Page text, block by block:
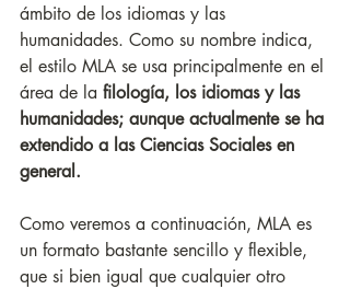
ámbito de los idiomas y las
humanidades. Como su nombre indica,
el estilo MLA se usa principalmente en el
área de la filología, los idiomas y las
humanidades; aunque actualmente se ha
extendido a las Ciencias Sociales en
general.
Como veremos a continuación, MLA es
un formato bastante sencillo y flexible,
que si bien igual que cualquier otro